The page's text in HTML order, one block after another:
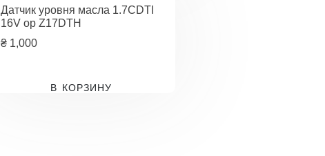
Датчик уровня масла 1.7CDTI
16V op Z17DTH
₴1,000
В КОРЗИНУ